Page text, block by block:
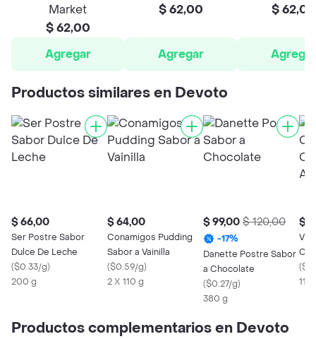
Market
$ 62,00
Agregar
$ 62,00
Agregar
$ 62,00
Agregar
Productos similares en Devoto
$ 66,00
Ser Postre Sabor
Dulce De Leche
($0.33/g)
200 g
$ 64,00
Conamigos Pudding
Sabor a Vainilla
($0.59/g)
2 X 110 g
$ 99,00 $ 120,00
-17%
Danette Postre Sabor
a Chocolate
($0.27/g)
380 g
$
(
110
Productos complementarios en Devoto